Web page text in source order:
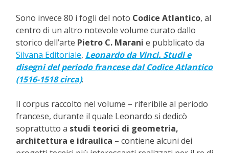
Sono invece 80 i fogli del noto Codice Atlantico, al
centro di un altro notevole volume curato dallo
storico dell’arte Pietro C. Marani e pubblicato da
Silvana Editoriale, Leonardo da Vinci. Studi e
disegni del periodo francese dal Codice Atlantico
(1516-1518 circa).
Il corpus raccolto nel volume – riferibile al periodo
francese, durante il quale Leonardo si dedicò
soprattutto a studi teorici di geometria,
architettura e idraulica – contiene alcuni dei